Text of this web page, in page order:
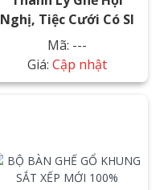
Nghị, Tiệc Cưới Có Sl
Mã: ---
Giá: Cập nhật